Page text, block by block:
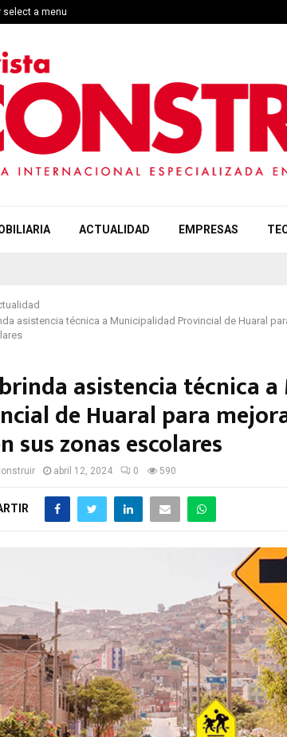
select a menu
ACTUALIDAD EMPRESAS
asistencia técnica a Municipalidad Provincial de Huaral
asistencia técnica
de Huaral para
sus zonas escolares
abril 12, 2024 0 590